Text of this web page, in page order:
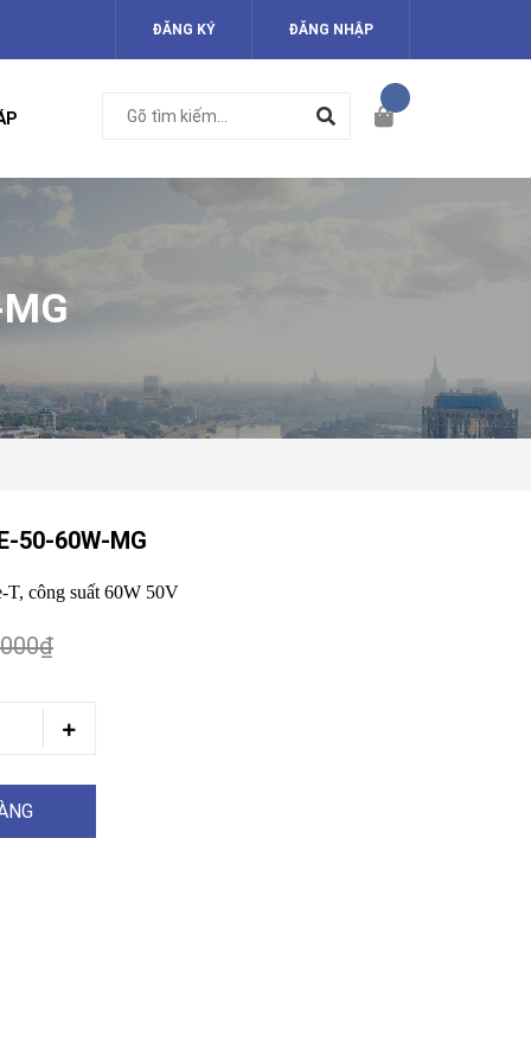
ĐĂNG KÝ ĐĂNG NHẬP
50-60W-MG
T, công suất 60W 50V